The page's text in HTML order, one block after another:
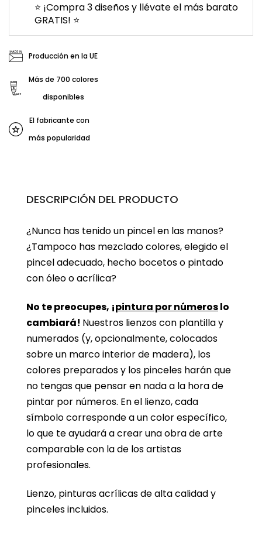
⭐ ¡Compra 3 diseños y llévate el más barato
GRATIS! ⭐
Producción en la UE
Más de 700 colores
disponibles
El fabricante con
más popularidad
DESCRIPCIÓN DEL PRODUCTO
¿Nunca has tenido un pincel en las manos?
¿Tampoco has mezclado colores, elegido el
pincel adecuado, hecho bocetos o pintado
con óleo o acrílica?
No te preocupes, ¡pintura por númeroslo
cambiará! Nuestros lienzos con plantilla y
numerados (y, opcionalmente, colocados
sobre un marco interior de madera), los
colores preparados y los pinceles harán que
no tengas que pensar en nada a la hora de
pintar por números. En el lienzo, cada
símbolo corresponde a un color específico,
lo que te ayudará a crear una obra de arte
comparable con la de los artistas
profesionales.
Lienzo, pinturas acrílicas de alta calidad y
pinceles incluidos.